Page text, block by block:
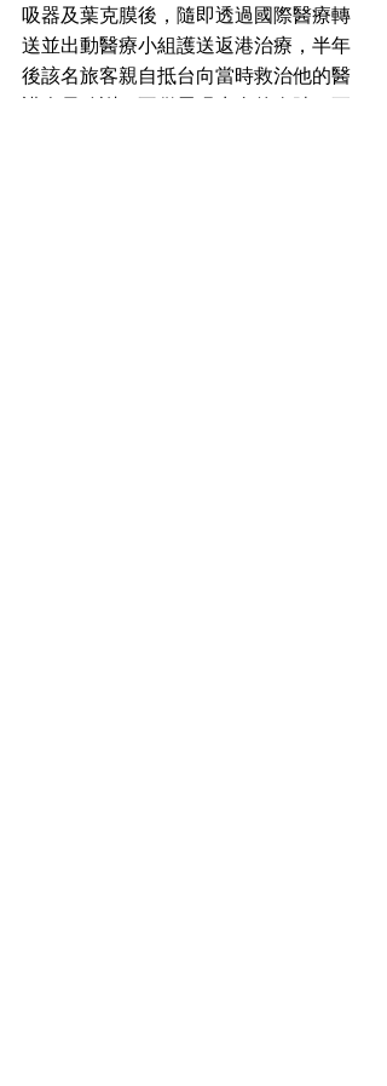
吸器及葉克膜後，隨即透過國際醫療轉
送並出動醫療小組護送返港治療，半年
後該名旅客親自抵台向當時救治他的醫
護人員致謝，不僅展現生命的奇蹟，更